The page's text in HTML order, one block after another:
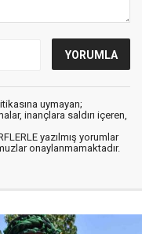
uymayan;
inançlara saldırı içeren,
yazılmış yorumlar
onaylanmamaktadır.